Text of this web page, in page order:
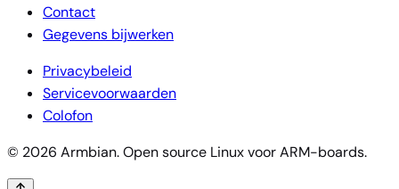
Contact
Gegevens bijwerken
Privacybeleid
Servicevoorwaarden
Colofon
© 2026 Armbian. Open source Linux voor ARM-boards.